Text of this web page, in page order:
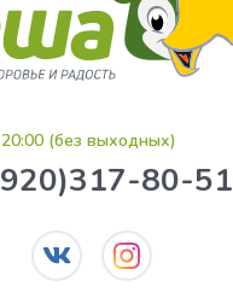
(без выходных)
80-51